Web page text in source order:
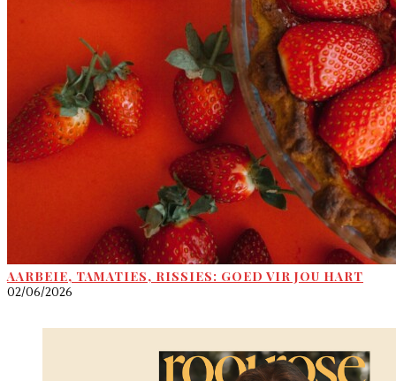
AARBEIE, TAMATIES, RISSIES: GOED VIR JOU HART
02/06/2026